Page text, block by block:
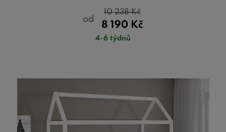
od
8 190 Kč
10 238Kč
4-6 týdnů